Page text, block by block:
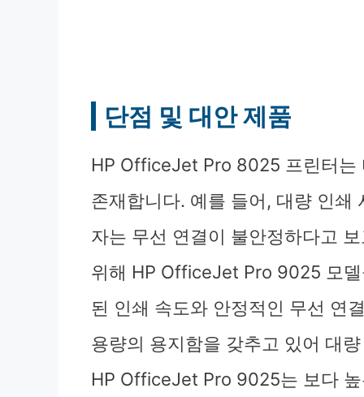
단점 및 대안 제품
HP OfficeJet Pro 8025 프린터는
존재합니다. 예를 들어, 대량 인쇄
자는 무선 연결이 불안정하다고
위해 HP OfficeJet Pro 9025 모
된 인쇄 속도와 안정적인 무선 연
용량의 용지함을 갖추고 있어 대
HP OfficeJet Pro 9025는 보다